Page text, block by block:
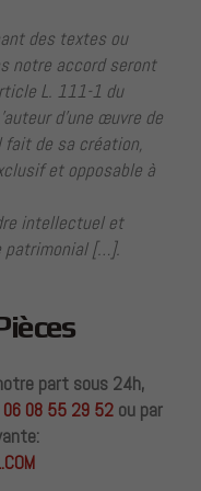
des textes ou
notre accord seront
L. 111-1 du
d’une œuvre de
de sa création,
et opposable à
intellectuel et
patrimonial […].
part sous 24h,
06 08 55 29 52 ou par